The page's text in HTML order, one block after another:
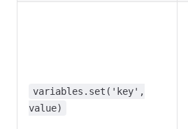
variables.set('key',
value)